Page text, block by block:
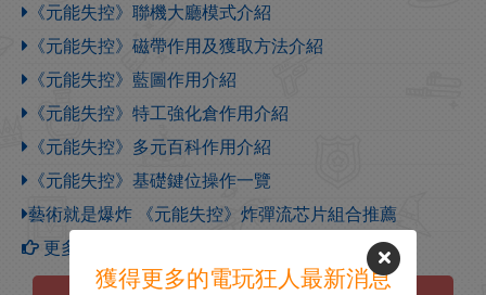
《元能失控》聯機大廳模式介紹
《元能失控》磁帶作用及獲取方法介紹
《元能失控》藍圖作用介紹
《元能失控》特工強化倉作用介紹
《元能失控》多元百科作用介紹
《元能失控》基礎鍵位操作一覽
藝術就是爆炸 《元能失控》炸彈流芯片組合推薦
更多【元能失控】攻略
獲得更多的電玩狂人最新消息